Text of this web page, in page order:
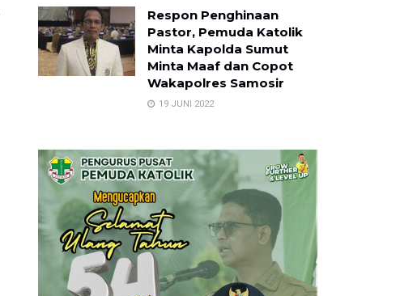
Respon Penghinaan
Pastor, Pemuda Katolik
Minta Kapolda Sumut
Minta Maaf dan Copot
Wakapolres Samosir
19 JUNI 2022